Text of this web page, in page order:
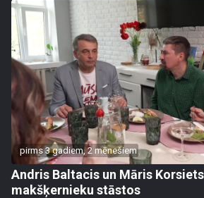
pirms 3 gadiem, 2 mēnešiem
Andris Baltacis un Māris
makšķernieku stāstos